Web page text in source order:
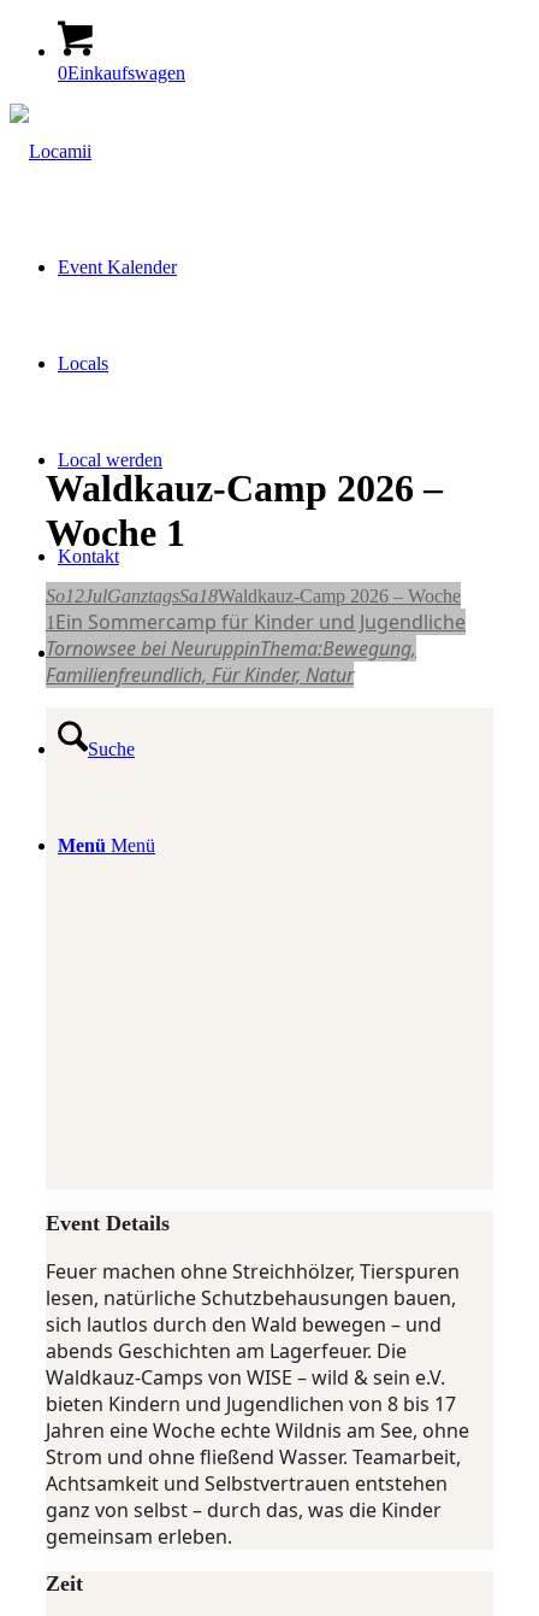
0Einkaufswagen
Event Kalender
Locals
Local werden
Kontakt
Login / Register Page Link
Suche
Menü Menü
Waldkauz-Camp 2026 –
Woche 1
So12JulGanztagsSa18Waldkauz-Camp 2026 – Woche
1 Ein Sommercamp für Kinder und Jugendliche
Tornowsee bei NeuruppinThema:Bewegung,
Familienfreundlich, Für Kinder, Natur
Event Details
Feuer machen ohne Streichhölzer, Tierspuren
lesen, natürliche Schutzbehausungen bauen,
sich lautlos durch den Wald bewegen – und
abends Geschichten am Lagerfeuer. Die
Waldkauz-Camps von WISE – wild & sein e.V.
bieten Kindern und Jugendlichen von 8 bis 17
Jahren eine Woche echte Wildnis am See, ohne
Strom und ohne fließend Wasser. Teamarbeit,
Achtsamkeit und Selbstvertrauen entstehen
ganz von selbst – durch das, was die Kinder
gemeinsam erleben.
Zeit